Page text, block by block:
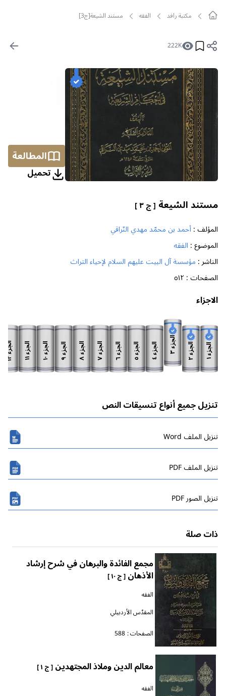
مکتبة رافد الفقه مستند الشيعة[ج3]
222K
المطالعة
تحمیل
مستند الشيعة [ ج ٣ ]
المؤلف :أحمد بن محمّد مهدي النّراقي
الموضوع : الفقه
الناشر : مؤسسة آل البيت عليهم السلام لإحياء التراث
الصفحات : ٥١٢
الاجزاء
الجزء
١
الجزء
٢
الجزء
٣ الجزء
٤
الجزء
٥
الجزء
٦
الجزء
٧
الجزء
٨
الجزء
٩
الجزء
١٠
الجزء
١١
الجزء
١٢
تنزيل جميع أنواع تنسيقات النص
تنزیل الملف Word
تنزیل الملف PDF
تنزیل الصور PDF
ذات صلة
مجمع الفائدة والبرهان في شرح إرشاد
الأذهان[ ج ١٠ ]
الفقه
المقدّس الأردبيلي
الصفحات : 588
معالم الدين وملاذ المجتهدين[ ج ١ ]
الفقه